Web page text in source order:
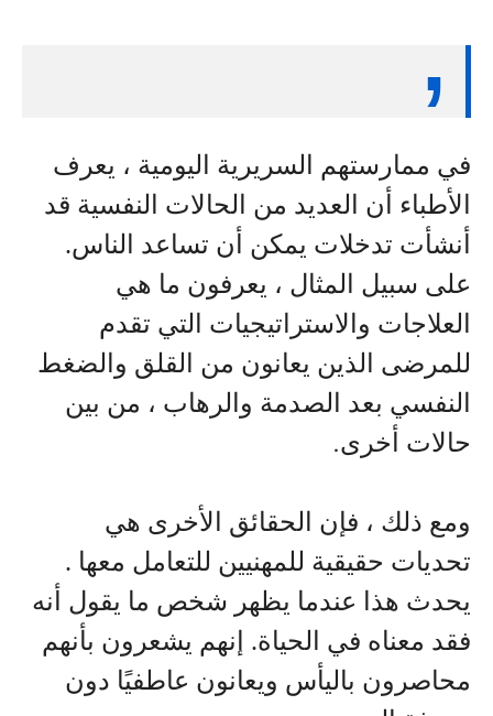
في ممارستهم السريرية اليومية ، يعرف
الأطباء أن العديد من الحالات النفسية قد
أنشأت تدخلات يمكن أن تساعد الناس.
على سبيل المثال ، يعرفون ما هي
العلاجات والاستراتيجيات التي تقدم
للمرضى الذين يعانون من القلق والضغط
النفسي بعد الصدمة والرهاب ، من بين
حالات أخرى.
ومع ذلك ، فإن الحقائق الأخرى هي
تحديات حقيقية للمهنيين للتعامل معها .
يحدث هذا عندما يظهر شخص ما يقول أنه
فقد معناه في الحياة. إنهم يشعرون بأنهم
محاصرون باليأس ويعانون عاطفيًا دون